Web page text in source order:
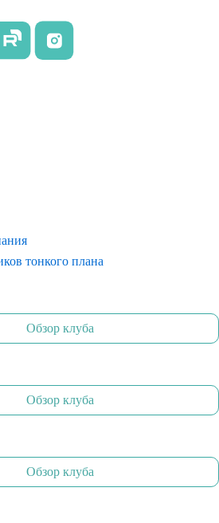
тонкого плана
Обзор клуба
Обзор клуба
Обзор клуба